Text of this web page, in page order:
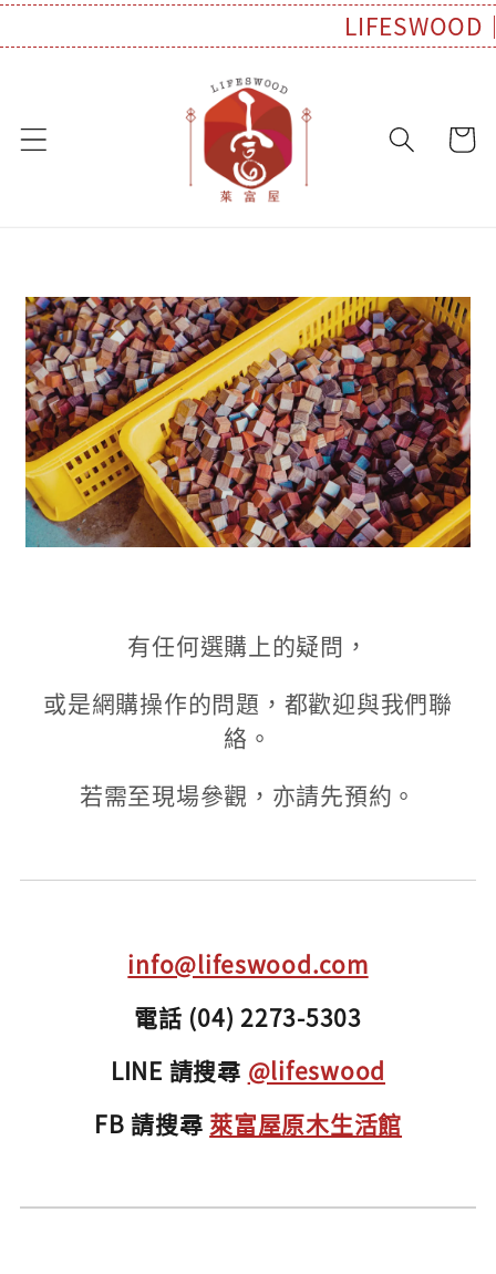
有任何選購上的疑問，
或是網購操作的問題，都歡迎與我們聯
絡。
若需至現場參觀，亦請先預約。
info@lifeswood.com
電話 (04) 2273-5303
LINE 請搜尋 @lifeswood
FB 請搜尋 萊富屋原木生活館